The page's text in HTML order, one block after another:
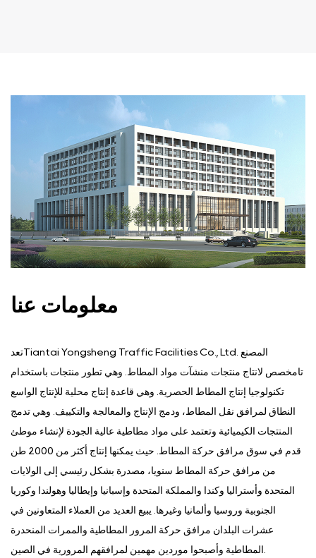
معلومات عنا
تعدTiantai Yongsheng Traffic Facilities Co., Ltd. المصنع
تامخصص لانتاج منتجات منشآت مواد المطاط. وهي تطور منتجات باستخدام
تكنولوجيا إنتاج المطاط الحصرية. وهي قاعدة إنتاج محلية للإنتاج الواسع
النطاق لمرافق نقل المطاط، ودمج الإنتاج والمعالجة والتكييف. وهي تدمج
المنتجات الكيميائية وتعتمد على مواد مطاطية عالية الجودة لإنشاء موطئ
قدم في سوق مرافق حركة المطاط. حيث يمكنها إنتاج أكثر من 2000 طن
من مرافق حركة المطاط سنويا، مصدرة بشكل رئيسي إلى الولايات
المتحدة وأستراليا وكندا والمملكة المتحدة وإسبانيا وإيطاليا وهولندا وكوريا
الجنوبية وروسيا وألمانيا وغيرها. يبيع العديد من العملاء المتعاونين في
عشرات البلدان مرافق حركة المرور المطاطية والممرات المنحدرة